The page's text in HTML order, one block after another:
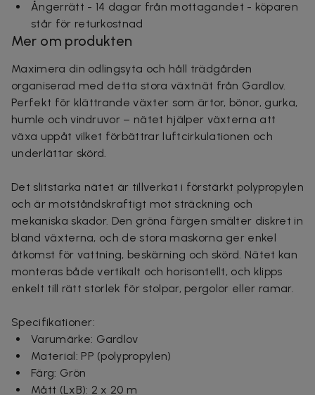
Ångerrätt - 14 dagar från mottagandet - köparen
står för returkostnad
Mer om produkten
Maximera din odlingsyta och håll trädgården
organiserad med detta stora växtnät från Gardlov.
Perfekt för klättrande växter som ärtor, bönor, gurka,
humle och vindruvor – nätet hjälper växterna att
växa uppåt vilket förbättrar luftcirkulationen och
underlättar skörd.
Det slitstarka nätet är tillverkat i förstärkt polypropylen
och är motståndskraftigt mot sträckning och
mekaniska skador. Den gröna färgen smälter diskret in
bland växterna, och de stora maskorna ger enkel
åtkomst för vattning, beskärning och skörd. Nätet kan
monteras både vertikalt och horisontellt, och klipps
enkelt till rätt storlek för stolpar, pergolor eller ramar.
Specifikationer:
Varumärke: Gardlov
Material: PP (polypropylen)
Färg: Grön
Mått (LxB): 2 x 20 m